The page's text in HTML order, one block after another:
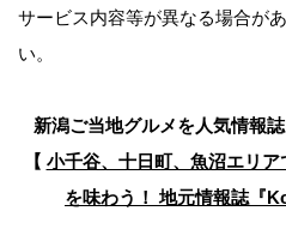
サービス内容等が異なる場合が
い。
新潟ご当地グルメを人気情報誌
【 小千谷、十日町、魚沼エリア
を味わう！地元情報誌『